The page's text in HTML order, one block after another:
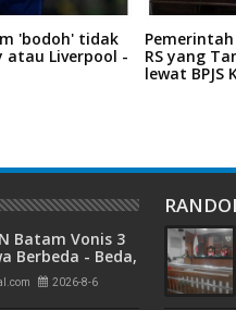
'bodoh' tidak
atau Liverpool -
RS yang
lewat BPJS
Batam Vonis 3
Berbeda - Beda,
Muazamsyah 8
Azzurah dan
2026-8-6